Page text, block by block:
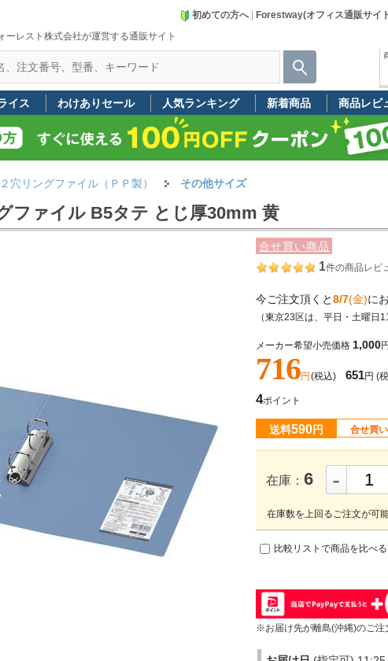
ーレスト株式会社が運営する通販サイト
初めての方へ| Forestway(オフィス通販サイ
イス わけありセール 人気ランキング 新着商品 商品レビ
穴リングファイル（ＰＰ製） その他サイズ
ファイル B5タテ とじ厚30mm 黄
合せ買い商品
1件の商品レビ
今ご注文頂くと8/7(金)に
（東京23区は、平日・土曜日
メーカー希望小売価格 1,000円
716円 (税込) 651円 (
4ポイント
送料590円 合せ買
在庫： 6 -
在庫数を上回るご注文が可
比較リストで商品を比べる
※お届け先が離島(沖縄)のご注